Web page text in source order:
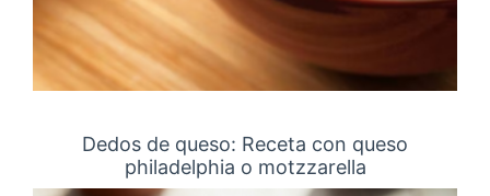
Dedos de queso: Receta con queso
philadelphia o motzzarella